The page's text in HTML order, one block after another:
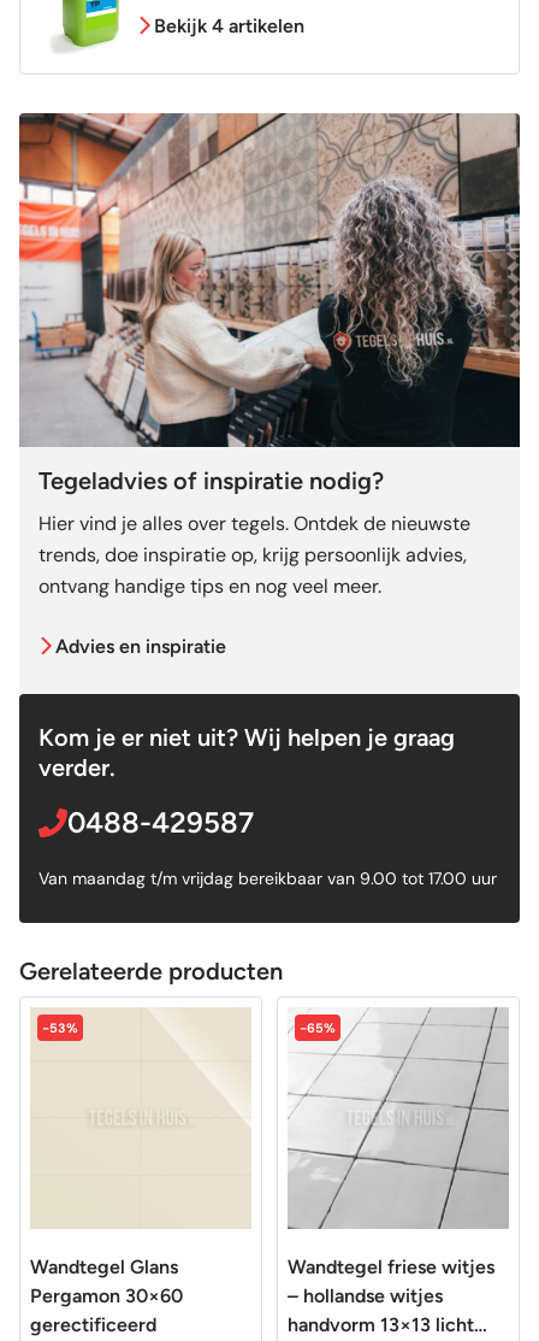
Bekijk 4 artikelen
Tegeladvies of inspiratie nodig?
Hier vind je alles over tegels. Ontdek de nieuwste
trends, doe inspiratie op, krijg persoonlijk advies,
ontvang handige tips en nog veel meer.
Advies en inspiratie
Kom je er niet uit? Wij helpen je graag
verder.
0488-429587
Van maandag t/m vrijdag bereikbaar van 9.00 tot 17.00 uur
Gerelateerde producten
-53%
Wandtegel Glans
Pergamon 30×60
gerectificeerd
-65%
Wandtegel friese witjes
– hollandse witjes
handvorm 13×13 licht